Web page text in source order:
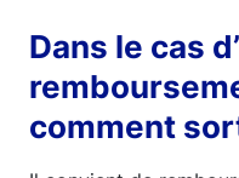
Dans le cas
comment